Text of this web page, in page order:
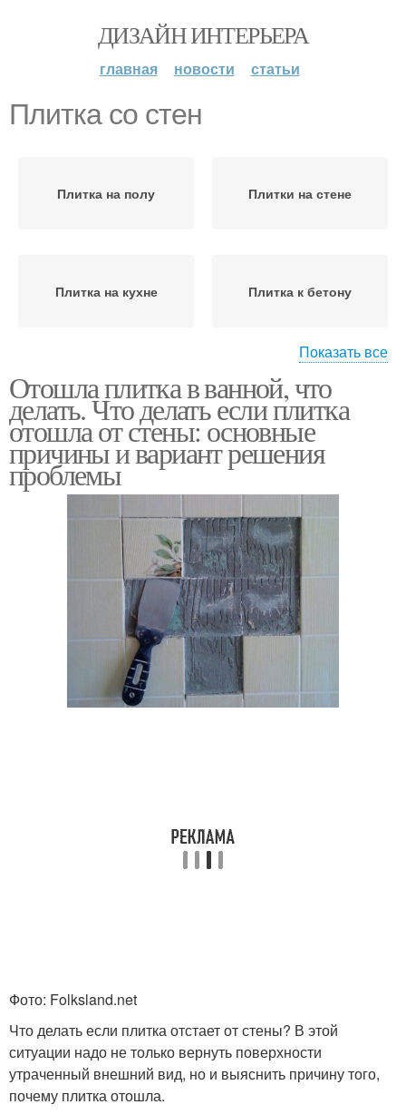
ДИЗАЙН ИНТЕРЬЕРА
главная новости статьи
Плитка со стен
Плитка на полу Плитки на стене
Плитка на кухне Плитка к бетону
Плитка на старое Плитка от стены
Показать все
Отошла плитка в ванной, что
делать. Что делать если плитка
отошла от стены: основные
причины и вариант решения
проблемы
Фото: Folksland.net
Что делать если плитка отстает от стены? В этой
ситуации надо не только вернуть поверхности
утраченный внешний вид, но и выяснить причину того,
почему плитка отошла.